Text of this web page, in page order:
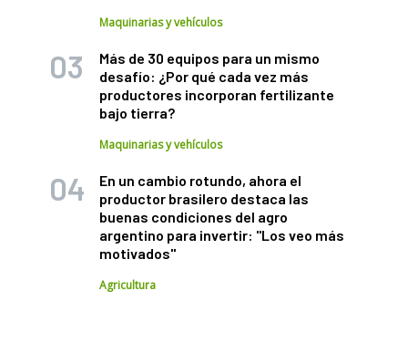
Maquinarias y vehículos
Más de 30 equipos para un mismo
desafío: ¿Por qué cada vez más
productores incorporan fertilizante
bajo tierra?
Maquinarias y vehículos
En un cambio rotundo, ahora el
productor brasilero destaca las
buenas condiciones del agro
argentino para invertir: "Los veo más
motivados"
Agricultura